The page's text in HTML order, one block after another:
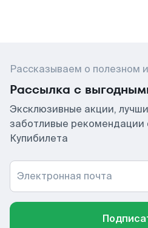
Рассказываем о полезном
Рассылка с
Эксклюзивные акции,
заботливые рекомендации
Купибилета
Электронная почта